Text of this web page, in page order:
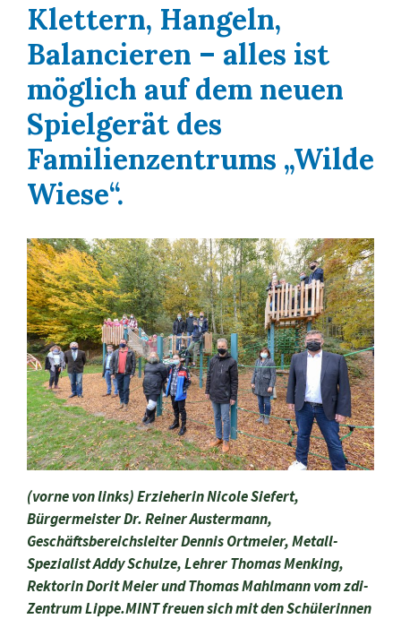
Klettern, Hangeln,
Balancieren – alles ist
möglich auf dem neuen
Spielgerät des
Familienzentrums „Wilde
Wiese“.
(vorne von links) Erzieherin Nicole Siefert,
Bürgermeister Dr. Reiner Austermann,
Geschäftsbereichsleiter Dennis Ortmeier, Metall-
Spezialist Addy Schulze, Lehrer Thomas Menking,
Rektorin Dorit Meier und Thomas Mahlmann vom zdi-
Zentrum Lippe.MINT freuen sich mit den Schülerinnen